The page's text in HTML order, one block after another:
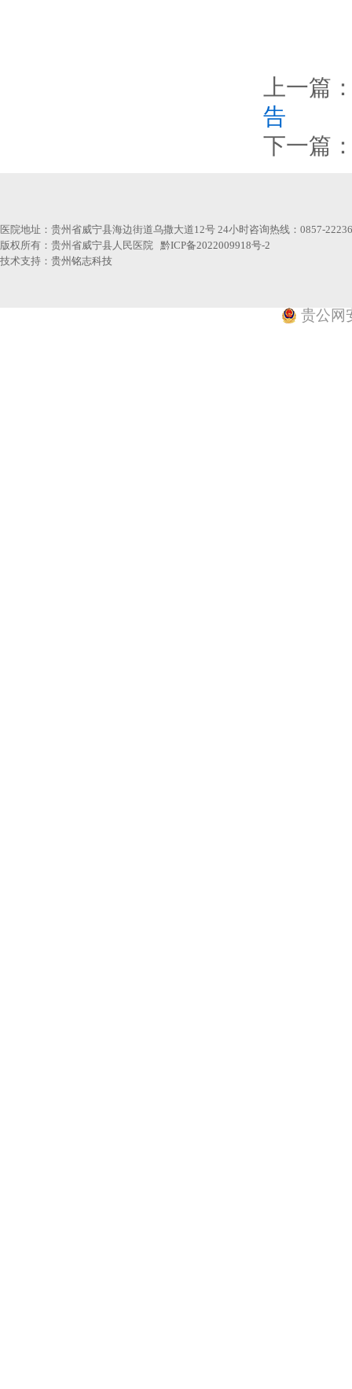
上一篇
告
下一篇
医院地址：贵州省威宁县海边街道乌撒大道12号 24小时咨询热线：0857-
版权所有：贵州省威宁县人民医院 黔ICP备2022009918号-2
技术支持： 贵州铭志科技
贵公网